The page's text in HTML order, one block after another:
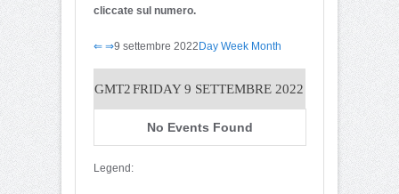
cliccate sul numero.
⇐ ⇒9 settembre 2022Day Week Month
GMT2FRIDAY 9 SETTEMBRE 2022
No Events Found
Legend: